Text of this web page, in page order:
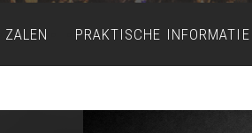
ZALEN PRAKTISCHE INFORMATIE